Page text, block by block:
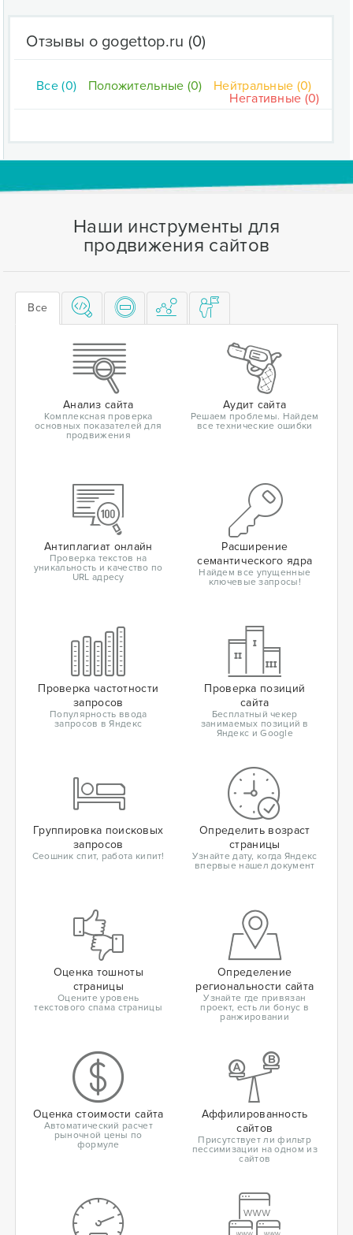
Отзывы о gogettop.ru (0)
Все (0) Положительные (0)
Нейтральные (0)
Негативные (0)
Наши инструменты для
продвижения сайтов
Все
Анализ сайта
Комплексная проверка
основных показателей для
продвижения
Аудит сайта
Решаем проблемы. Найдем
все технические ошибки
Антиплагиат онлайн
Проверка текстов на
уникальность и качество по
URL адресу
Расширение
семантического ядра
Найдем все упущенные
ключевые запросы!
Проверка частотности
запросов
Популярность ввода
запросов в Яндекс
Проверка позиций
сайта
Бесплатный чекер
занимаемых позиций в
Яндекс и Google
Группировка поисковых
запросов
Сеошник спит, работа кипит!
Определить возраст
страницы
Узнайте дату, когда Яндекс
впервые нашел документ
Оценка тошноты
страницы
Оцените уровень
текстового спама страницы
Определение
региональности сайта
Узнайте где привязан
проект, есть ли бонус в
ранжировании
Оценка стоимости сайта
Автоматический расчет
рыночной цены по
формуле
Аффилированность
сайтов
Присутствует ли фильтр
пессимизации на одном из
сайтов